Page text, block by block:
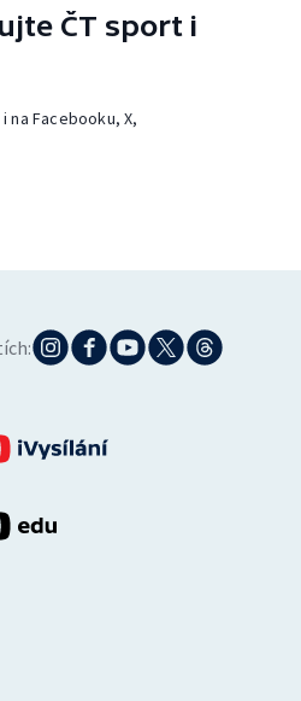
ČT sport i
Facebooku, X,